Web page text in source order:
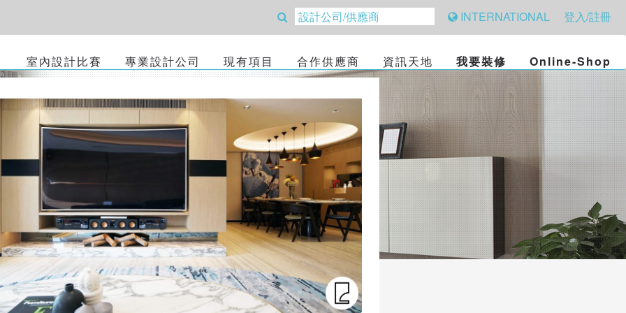
INTERNATIONAL 登入/註冊
室內設計比賽 專業設計公司 現有項目 合作供應商 資訊天地 我要裝修 Online-Shop